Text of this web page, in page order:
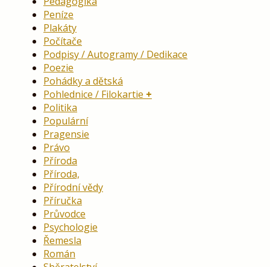
Peníze
Plakáty
Počítače
Podpisy / Autogramy / Dedikace
Poezie
Pohádky a dětská
Pohlednice / Filokartie
Politika
Populární
Pragensie
Právo
Příroda
Příroda,
Přírodní vědy
Příručka
Průvodce
Psychologie
Řemesla
Román